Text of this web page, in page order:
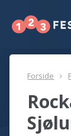
Forside